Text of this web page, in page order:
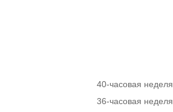
40-часовая неделя
36-часовая неделя